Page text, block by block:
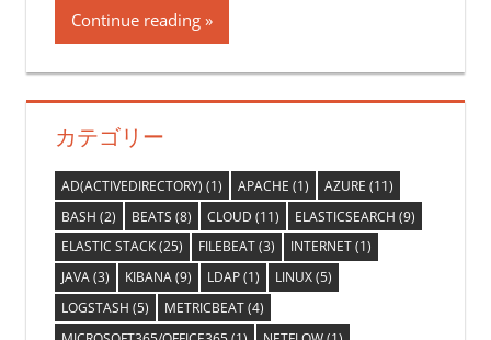
Continue reading
カテゴリー
AD(ACTIVEDIRECTORY) (1) APACHE (1) AZURE (11)
BASH (2) BEATS (8) CLOUD (11) ELASTICSEARCH (9)
ELASTIC STACK(25) FILEBEAT(3) INTERNET(1)
JAVA(3) KIBANA(9) LDAP(1) LINUX(5)
LOGSTASH (5) METRICBEAT(4)